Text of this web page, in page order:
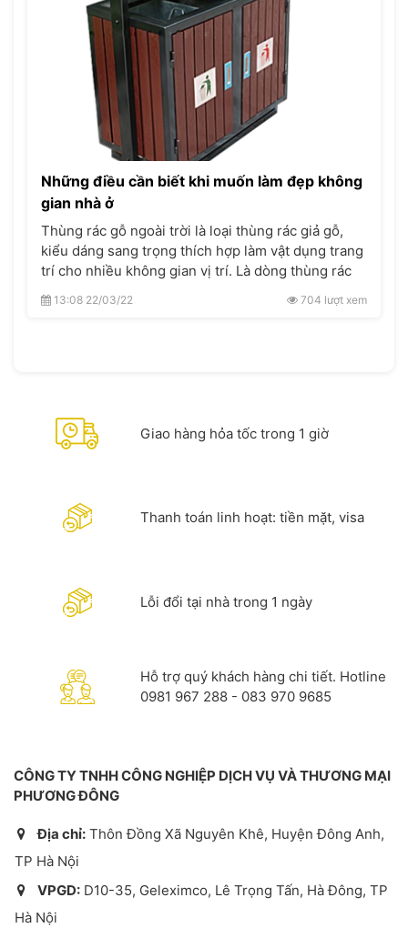
Những điều cần biết khi muốn làm đẹp không
gian nhà ở
Thùng rác gỗ ngoài trời là loại thùng rác giả gỗ,
kiểu dáng sang trọng thích hợp làm vật dụng trang
trí cho nhiều không gian vị trí. Là dòng thùng rác
được sản xuất với công nghệ hiện đại cùng nguồn
nguyên liệu được kiểm duyệt và nhập khẩu chính
13:08 22/03/22 704 lượt xem
Giao hàng hỏa tốc trong 1 giờ
Thanh toán linh hoạt: tiền mặt, visa
Lỗi đổi tại nhà trong 1 ngày
Hỗ trợ quý khách hàng chi tiết. Hotline
0981 967 288 - 083 970 9685
CÔNG TY TNHH CÔNG NGHIỆP DỊCH VỤ VÀ THƯƠNG MẠI
PHƯƠNG ĐÔNG
Địa chỉ: Thôn Đồng Xã Nguyên Khê, Huyện Đông Anh,
TP Hà Nội
VPGD: D10-35, Geleximco, Lê Trọng Tấn, Hà Đông, TP
Hà Nội